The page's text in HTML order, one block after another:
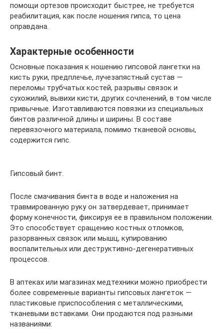
помощи ортезов происходит быстрее, не требуется
реабилитация, как после ношения гипса, то цена
оправдана.
Характерные особенности
Основные показания к ношению гипсовой лангетки на
кисть руки, предплечье, лучезапястный сустав —
переломы трубчатых костей, разрывы связок и
сухожилий, вывихи кисти, других сочленений, в том числе
привычные. Изготавливаются повязки из специальных
бинтов различной длины и ширины. В составе
перевязочного материала, помимо тканевой основы,
содержится гипс.
Гипсовый бинт.
После смачивания бинта в воде и наложения на
травмированную руку он затвердевает, принимает
форму конечности, фиксируя ее в правильном положении.
Это способствует сращению костных отломков,
разорванных связок или мышц, купированию
воспалительных или деструктивно-дегенеративных
процессов.
В аптеках или магазинах медтехники можно приобрести
более современные варианты гипсовых лангеток —
пластиковые приспособления с металлическими,
тканевыми вставками. Они продаются под разными
названиями: